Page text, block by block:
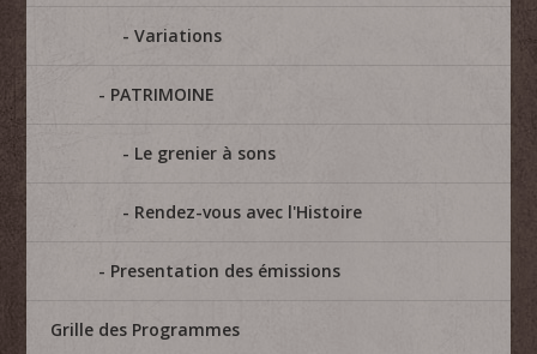
Variations
PATRIMOINE
Le grenier à sons
Rendez-vous avec l'Histoire
Presentation des émissions
Grille des Programmes